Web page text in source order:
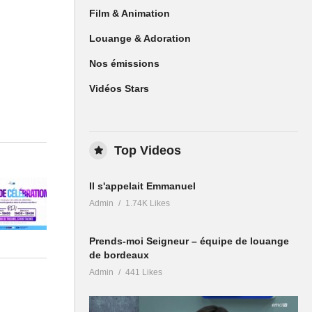
Film & Animation
Louange & Adoration
Nos émissions
Vidéos Stars
Top Videos
Il s'appelait Emmanuel
Admin 1.74K Likes
Prends-moi Seigneur – équipe de louange
de bordeaux
Admin 441 Likes